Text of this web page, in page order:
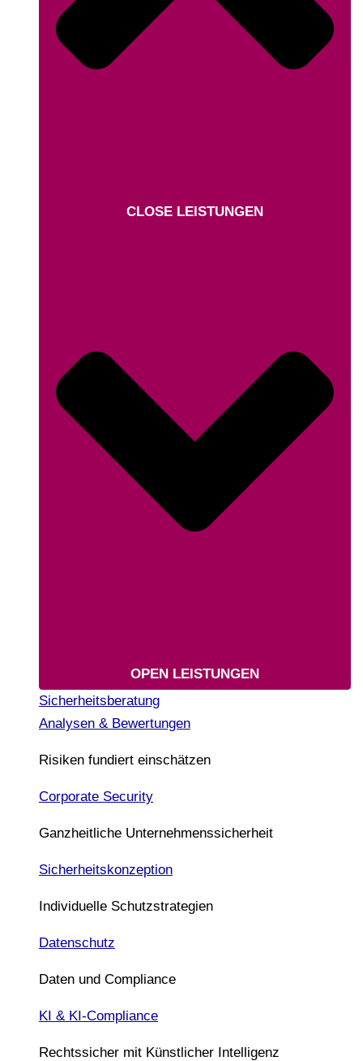
CLOSE LEISTUNGEN
OPEN LEISTUNGEN
Sicherheitsberatung
Analysen & Bewertungen
Risiken fundiert einschätzen
Corporate Security
Ganzheitliche Unternehmenssicherheit
Sicherheitskonzeption
Individuelle Schutzstrategien
Datenschutz
Daten und Compliance
KI & KI-Compliance
Rechtssicher mit Künstlicher Intelligenz